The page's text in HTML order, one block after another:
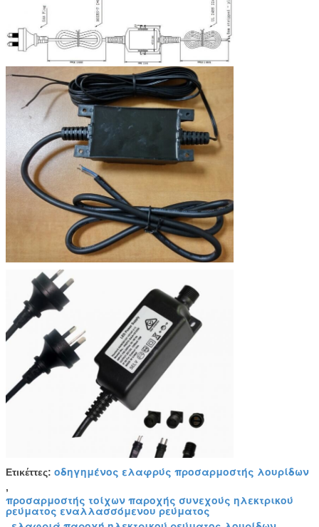
Ετικέττες: οδηγημένος ελαφρύς προσαρμοστής λουρίδων
,
προσαρμοστής τοίχων παροχής συνεχούς ηλεκτρικού
ρεύματος εναλλασσόμενου ρεύματος